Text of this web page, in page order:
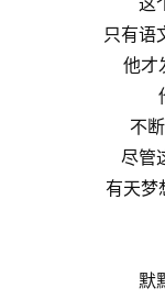
只有语
他才
不
尽管
有天梦
默